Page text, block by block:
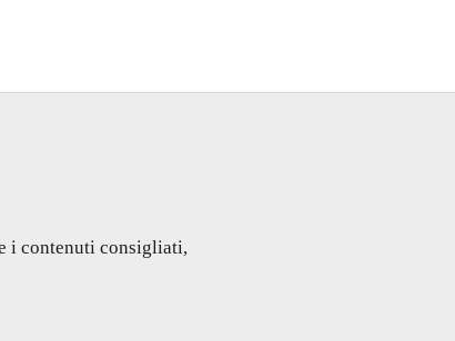
i contenuti consigliati,